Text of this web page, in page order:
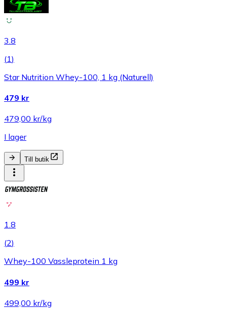
3.8
(1)
Star Nutrition Whey-100, 1 kg (Naturell)
479 kr
479,00 kr/kg
I lager
Till butik
1.8
(2)
Whey-100 Vassleprotein 1 kg
499 kr
499,00 kr/kg